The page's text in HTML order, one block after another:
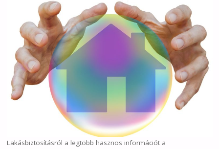
Lakásbiztosításról a legtöbb hasznos információt a